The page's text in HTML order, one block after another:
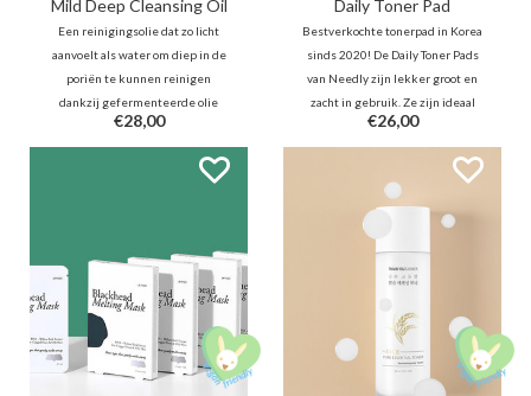
Mild Deep Cleansing Oil
Een reinigingsolie dat zo licht
aanvoelt als water om diep in de
poriën te kunnen reinigen
dankzij gefermenteerde olie
technologie zonder de huid te
strippen en/of te verstoppen.
Deze olie moleculen gaan dieper
€28,00
Daily Toner Pad
Bestverkochte tonerpad in Korea
sinds 2020! De Daily Toner Pads
van Needly zijn lekker groot en
zacht in gebruik. Ze zijn ideaal
voor dagelijks gebruik en
effectief in het verzachten,
hydrateren, verminderen en
voorkomen van oneffen teint en
€26,00